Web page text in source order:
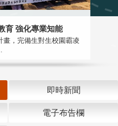
育 強化專業知能
畫，完備生對生校園霸凌
即時新聞
電子布告欄